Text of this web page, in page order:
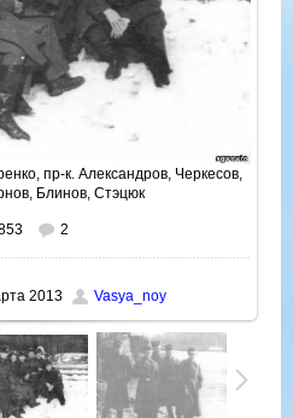
, пр-к. Александров, Черкесов,
, Блинов, Стэцюк
730x517
2
2013 Vasya_noy